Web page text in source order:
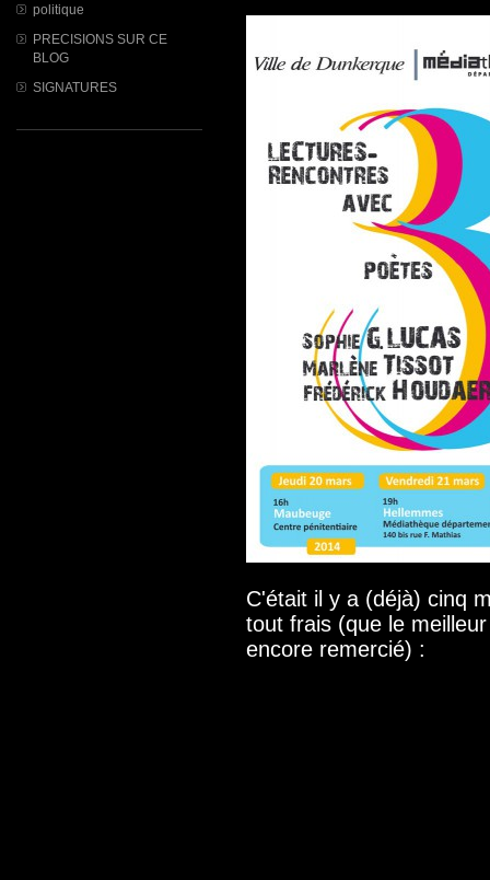
politique
PRECISIONS SUR CE
BLOG
SIGNATURES
C'était il y a (déjà) cinq
tout frais (que le
encore remercié) :